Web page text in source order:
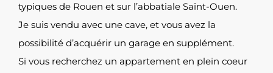
typiques de Rouen et sur l’abbatiale Saint-Ouen.
Je suis vendu avec une cave, et vous avez la
possibilité d’acquérir un garage en supplément.
Si vous recherchez un appartement en plein coeur